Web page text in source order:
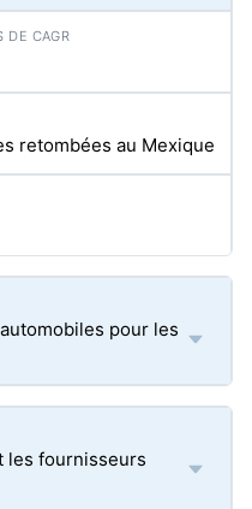
retombées au Mexique
pour les
les fournisseurs